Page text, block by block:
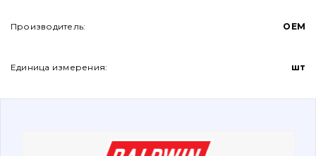
Вакансии
Фильтры и смазочные материалы
Производитель: OEM
Единица измерения: шт